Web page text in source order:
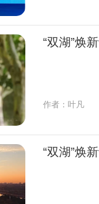
“双湖”焕
作者：叶凡
“双湖”焕